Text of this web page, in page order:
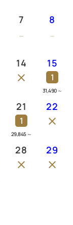
7 8
14 15
1
31,490 ～
21
1
29,845 ～
22
28 29